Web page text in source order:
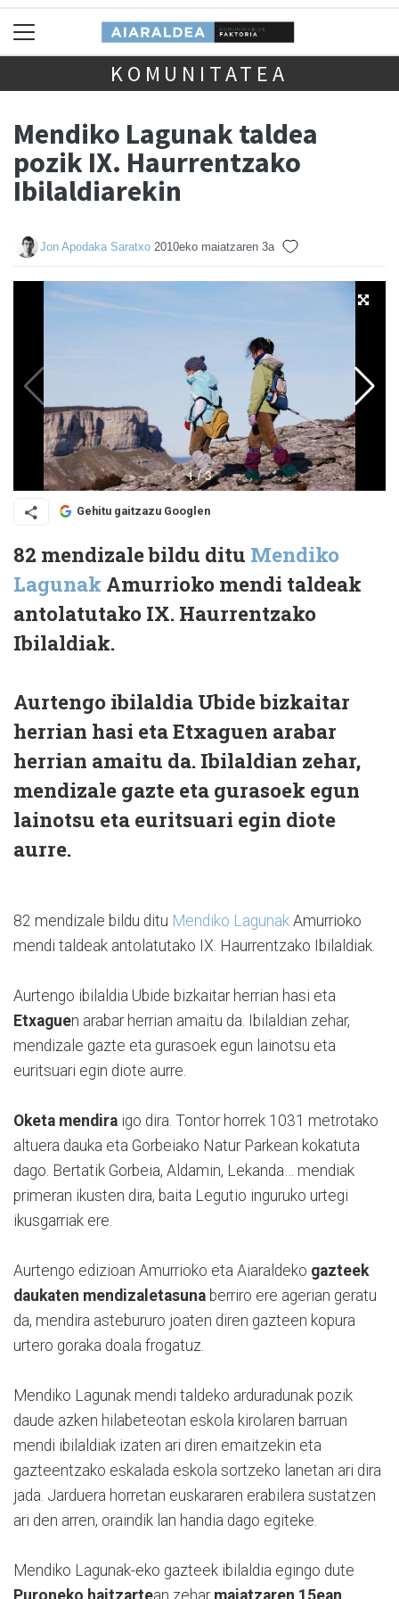
KOMUNITATEA
Mendiko Lagunak taldea
pozik IX. Haurrentzako
Ibilaldiarekin
Jon Apodaka Saratxo 2010eko maiatzaren 3a
Gehitu gaitzazu Googlen
82 mendizale bildu ditu Mendiko
Lagunak Amurrioko mendi taldeak
antolatutako IX. Haurrentzako
Ibilaldiak.
Aurtengo ibilaldia Ubide bizkaitar
herrian hasi etaEtxaguen arabar
herrian amaitu da. Ibilaldian zehar,
mendizale gazte eta gurasoek egun
lainotsu eta euritsuari egin diote
aurre.
82 mendizale bildu ditu Mendiko Lagunak Amurrioko
mendi taldeak antolatutako IX. Haurrentzako Ibilaldiak.
Aurtengo ibilaldia Ubide bizkaitar herrian hasi eta
Etxaguen arabar herrian amaitu da. Ibilaldian zehar,
mendizale gazte eta gurasoek egun lainotsu eta
euritsuari egin diote aurre.
Oketa mendira igo dira. Tontor horrek 1031 metrotako
altuera dauka eta Gorbeiako Natur Parkean kokatuta
dago. Bertatik Gorbeia, Aldamin, Lekanda… mendiak
primeran ikusten dira, baita Legutio inguruko urtegi
ikusgarriak ere.
Aurtengo edizioan Amurrioko eta Aiaraldeko gazteek
daukaten mendizaletasuna berriro ere agerian geratu
da, mendira astebururo joaten diren gazteen kopura
urtero goraka doala frogatuz.
Mendiko Lagunak mendi taldeko arduradunak pozik
daude azken hilabeteotan eskola kirolaren barruan
mendi ibilaldiak izaten ari diren emaitzekin eta
gazteentzako eskalada eskola sortzeko lanetan ari dira
jada. Jarduera horretan euskararen erabilera sustatzen
ari den arren, oraindik lan handia dago egiteke.
Mendiko Lagunak-eko gazteek ibilaldia egingo dute